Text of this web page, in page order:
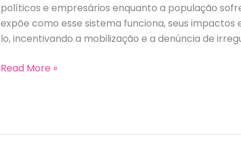
políticos e empresários enquanto a população
expõe como esse sistema funciona, seus
lo, incentivando a mobilização e a denúncia de
Prédio
Read More »